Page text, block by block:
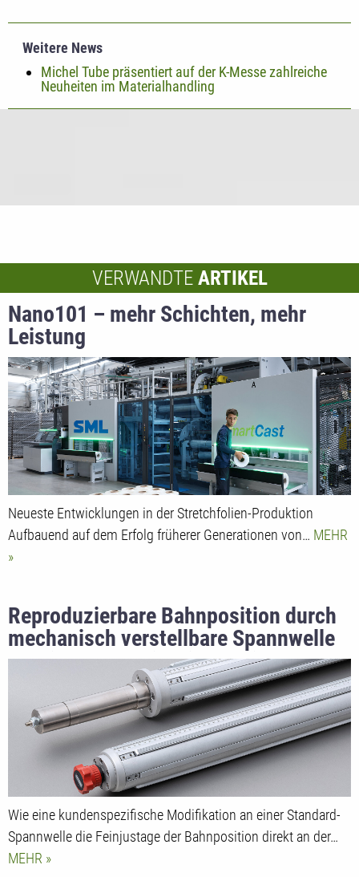
Weitere News
Michel Tube präsentiert auf der K-Messe zahlreiche
Neuheiten im Materialhandling
VERWANDTE ARTIKEL
Nano101 – mehr Schichten, mehr
Leistung
Neueste Entwicklungen in der Stretchfolien-Produktion
Aufbauend auf dem Erfolg früherer Generationen von… MEHR
Reproduzierbare Bahnposition durch
mechanisch verstellbare Spannwelle
für die Lebensmittelindustrie
Wie eine kundenspezifische Modifikation an einer Standard-
Spannwelle die Feinjustage der Bahnposition direkt an der…
MEHR